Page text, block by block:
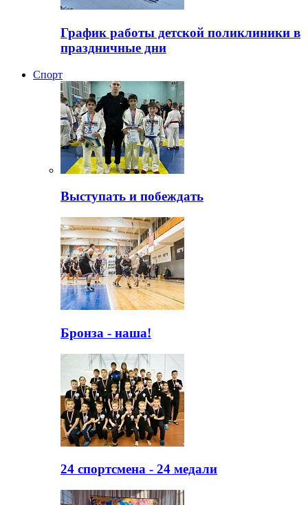
График работы детской поликлиники в
праздничные дни
Спорт
Выступать и побеждать
Бронза - наша!
24 спортсмена - 24 медали